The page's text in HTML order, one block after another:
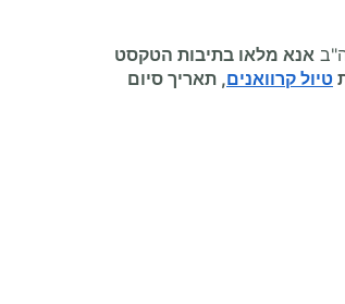
אנא מלאו בתיבות הטקסט
טיול קרוואנים, תאריך סיום